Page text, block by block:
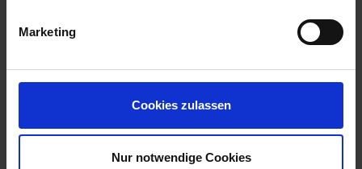
Marketing
Cookies zulassen
Nur notwendige Cookies